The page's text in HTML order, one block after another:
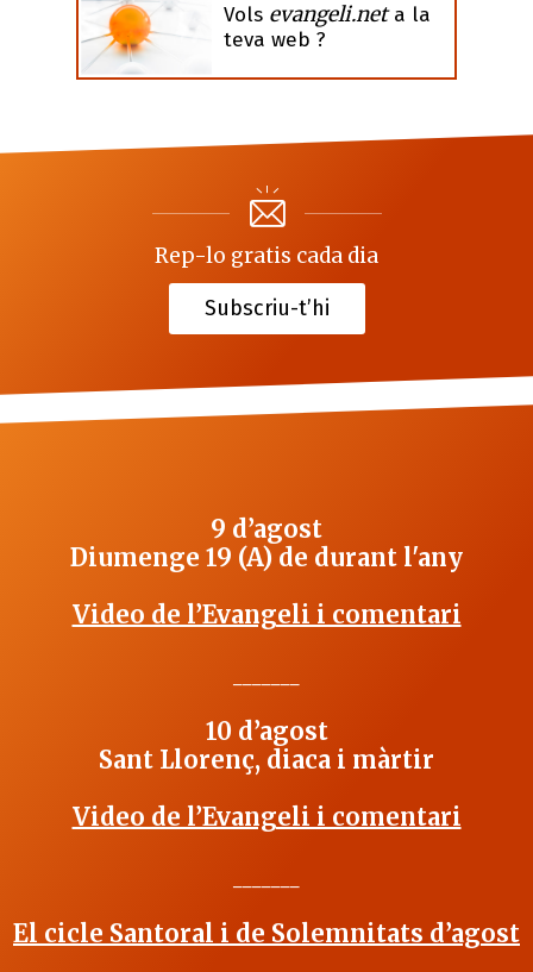
Vols evangeli.neta la
teva web ?
Rep-lo gratis cada dia
Subscriu-t’hi
9 d’agost
Diumenge 19 (A) de durant l'any
Video de l’Evangeli i comentari
10 d’agost
Sant Llorenç, diaca i màrtir
Video de l’Evangeli i comentari
El cicle Santoral i de Solemnitats d’agost